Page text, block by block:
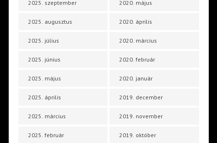
2025. szeptember
2025. augusztus
2025. július
2025. június
2025. május
2025. április
2025. március
2025. február
2020. május
2020. április
2020. március
2020. február
2020. január
2019. december
2019. november
2019. október